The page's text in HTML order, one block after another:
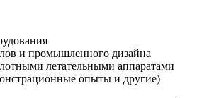
и промышленного дизайна
летательными аппаратами
опыты и другие)